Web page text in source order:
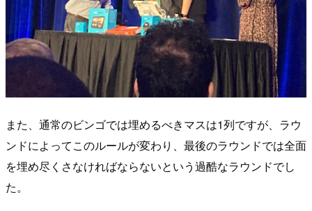
また、通常のビンゴでは埋めるべきマスは1列ですが、ラウ
ンドによってこのルールが変わり、最後のラウンドでは全面
を埋め尽くさなければならないという過酷なラウンドでし
た。